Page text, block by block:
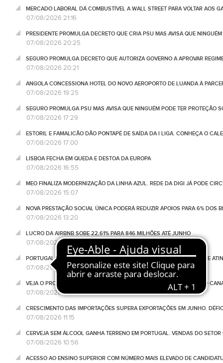
MERCADO LABORAL DÁ COMBUSTÍVEL A WALL STREET PARA VOLTAR AOS
07/08/2026 21:16
PRESIDENTE PROMULGA DECRETO QUE CRIA PSU MAS AVISA QUE
07/08/2026 20:25
SEGURO PROMULGA DECRETO QUE AUTORIZA GOVERNO A APROVAR
07/08/2026 20:21
ANGOLA CONCESSIONA HOTEL DO NOVO AEROPORTO DE LUANDA À
07/08/2026 19:25
SEGURO PROMULGA PSU MAS AVISA QUE NINGUÉM PODE TER PROTEÇÃO
07/08/2026 17:29
ESTORIL E FAMALICÃO DÃO PONTAPÉ DE SAÍDA DA I LIGA. CONHEÇA O
07/08/2026 17:00
LISBOA FECHA EM QUEDA E DESTOA DA EUROPA
07/08/2026 16:55
MEO FINALIZA MODERNIZAÇÃO DA LINHA AZUL. REDE DA DIGI JÁ PODE
07/08/2026 15:07
NOVA PRESTAÇÃO SOCIAL ÚNICA PODERÁ REDUZIR APOIOS PARA 6% DOS
07/08/2026 13:20
LUCRO DA AIRBNB SOBE 22,61% PARA 846 MILHÕES ATÉ JUNHO
07/08/2026 12:00
PORTUGAL RECEBE 2,3 MIL MILHÕES DO NONO DESEMBOLSO DO PRR E
07/08/2026 11:34
VEJA O PROGRAMA NEGÓCIOS DESTA SEXTA-FEIRA, 07 DE AGOSTO, NO
07/08/2026 11:18
CRESCIMENTO DAS IMPORTAÇÕES SUPERA EXPORTAÇÕES EM JUNHO.
07/08/2026 11:15
CERVEJA SEM ÁLCOOL GANHA TERRENO EM PORTUGAL. VENDAS DO
07/08/2026 10:56
ACESSO AO ENSINO SUPERIOR COM NÚMERO MAIS ELEVADO DE